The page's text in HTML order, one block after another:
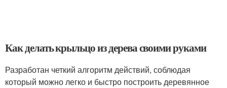
Как делать крыльцо из дерева своими руками
Разработан четкий алгоритм действий, соблюдая
который можно легко и быстро построить деревянное